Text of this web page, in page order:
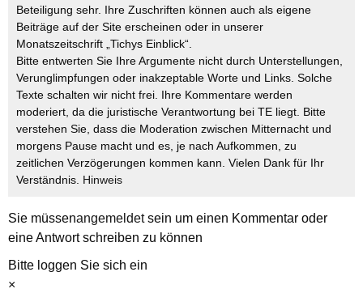
Beteiligung sehr. Ihre Zuschriften können auch als eigene
Beiträge auf der Site erscheinen oder in unserer
Monatszeitschrift „Tichys Einblick“.
Bitte entwerten Sie Ihre Argumente nicht durch Unterstellungen,
Verunglimpfungen oder inakzeptable Worte und Links. Solche
Texte schalten wir nicht frei. Ihre Kommentare werden
moderiert, da die juristische Verantwortung bei TE liegt. Bitte
verstehen Sie, dass die Moderation zwischen Mitternacht und
morgens Pause macht und es, je nach Aufkommen, zu
zeitlichen Verzögerungen kommen kann. Vielen Dank für Ihr
Verständnis. Hinweis
Sie müssenangemeldetsein um einen Kommentar oder
eine Antwort schreiben zu können
Bitte loggen Sie sich ein
×